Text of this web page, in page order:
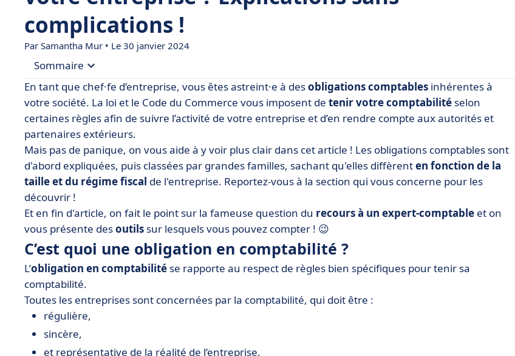
complications !
Par Samantha Mur • Le 30 janvier 2024
Sommaire
• C’est quoi une obligation en comptabilité ?
• Est-il obligatoire de tenir sa comptabilité ?
• Les principales obligations comptables
• Obligations comptables selon le régime d’imposition
• Obligations comptables selon le type d’organisation
• Est-il obligatoire de recourir à un expert-comptable ?
• Comment faciliter la gestion des obligations comptables ?
• On résume
En tant que chef·fe d’entreprise, vous êtes astreint·e à desobligations comptables inhérentes à
votre société. La loi et le Code du Commerce vous imposent de tenir votre comptabilité selon
certaines règles afin de suivre l’activité de votre entreprise et d’en rendre compte aux autorités et
partenaires extérieurs.
Mais pas de panique, on vous aide à y voir plus clair dans cet article ! Les obligations comptables sont
d'abord expliquées, puis classées par grandes familles, sachant qu'elles diffèrenten fonction de la
taille et du régime fiscal de l'entreprise. Reportez-vous à la section qui vous concerne pour les
découvrir !
Et en fin d'article, on fait le point sur la fameuse question du recours à un expert-comptable et on
vous présente desoutils sur lesquels vous pouvez compter ! 😉
C’est quoi une obligation en comptabilité ?
L’obligation en comptabilité se rapporte au respect de règles bien spécifiques pour tenir sa
comptabilité.
Toutes les entreprises sont concernées par la comptabilité, qui doit être :
régulière,
sincère,
et représentative de la réalité de l’entreprise.